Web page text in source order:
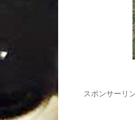
スポンサーリ